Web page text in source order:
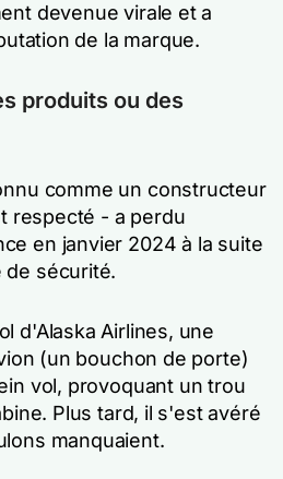
devenue virale et a
de la marque.
produits ou des
comme un constructeur
respecté - a perdu
en janvier 2024 à la suite
de sécurité.
d'Alaska Airlines, une
(un bouchon de porte)
vol, provoquant un trou
Plus tard, il s'est avéré
manquaient.